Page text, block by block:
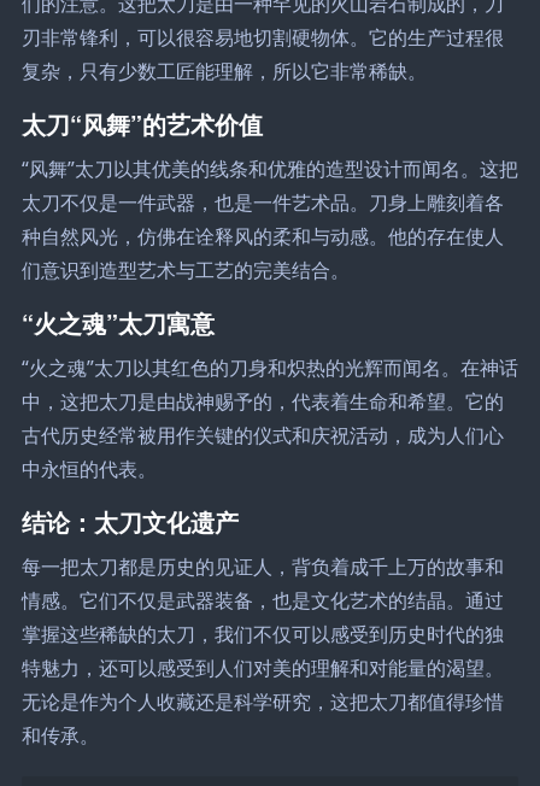
刃非常锋利，可以很容易地切割硬物体。它的生产过程很
复杂，只有少数工匠能理解，所以它非常稀缺。
太刀“风舞”的艺术价值
“风舞”太刀以其优美的线条和优雅的造型设计而闻名。这把
太刀不仅是一件武器，也是一件艺术品。刀身上雕刻着各
种自然风光，仿佛在诠释风的柔和与动感。他的存在使人
们意识到造型艺术与工艺的完美结合。
“火之魂”太刀寓意
“火之魂”太刀以其红色的刀身和炽热的光辉而闻名。在神话
中，这把太刀是由战神赐予的，代表着生命和希望。它的
古代历史经常被用作关键的仪式和庆祝活动，成为人们心
中永恒的代表。
结论：太刀文化遗产
每一把太刀都是历史的见证人，背负着成千上万的故事和
情感。它们不仅是武器装备，也是文化艺术的结晶。通过
掌握这些稀缺的太刀，我们不仅可以感受到历史时代的独
特魅力，还可以感受到人们对美的理解和对能量的渴望。
无论是作为个人收藏还是科学研究，这把太刀都值得珍惜
和传承。